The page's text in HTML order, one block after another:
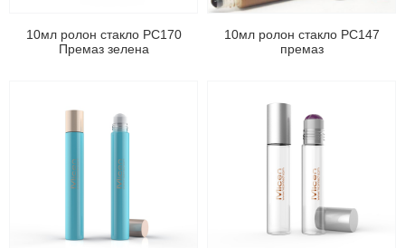
10мл ролон стакло РС170
Премаз зелена
10мл ролон стакло РС147
премаз